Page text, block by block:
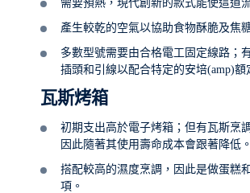
需要預熱，現代創新的款式能使這道
產生較乾的空氣以協助食物酥脆及焦
多數型號需要由合格電工固定線路；
插頭和引線以配合特定的安培(amp)額
瓦斯烤箱
初期支出高於電子烤箱；但有瓦斯烹
因此隨著其使用壽命成本會跟著降低。
搭配較高的濕度烹調，因此是做蛋糕
項。